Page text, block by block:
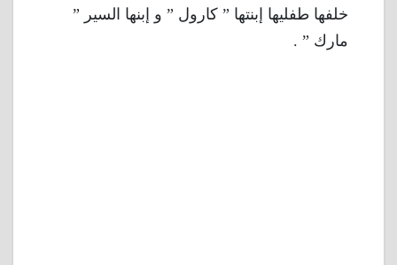
خلفها طفليها إبنتها ” كارول ” و إبنها السير ”
مارك ” .